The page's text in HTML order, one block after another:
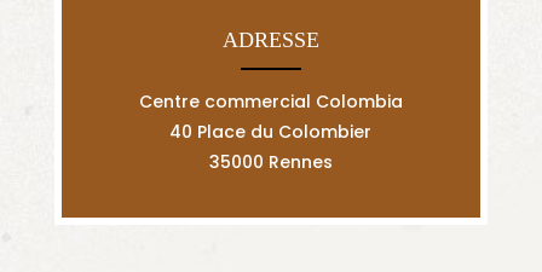
ADRESSE
Centre commercial Colombia
40 Place du Colombier
35000 Rennes